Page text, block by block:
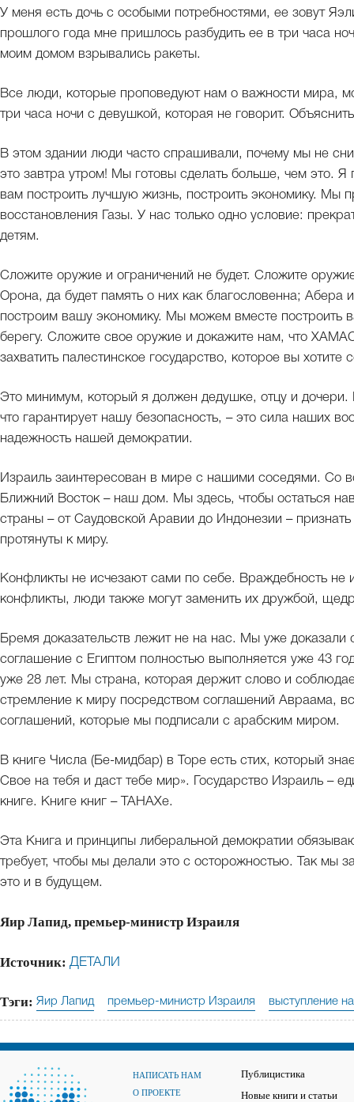
У меня есть дочь с особыми потребностями, ее зовут
прошлого года мне пришлось разбудить ее в три часа
моим домом взрывались ракеты.
Все люди, которые проповедуют нам о важности мира,
три часа ночи с девушкой, которая не говорит.
В этом здании люди часто спрашивали, почему мы не
это завтра утром! Мы готовы сделать больше, чем это.
вам построить лучшую жизнь, построить экономику. Мы
восстановления Газы. У нас только одно условие:
детям.
Сложите оружие и ограничений не будет. Сложите
Орона, да будет память о них как благословенна;
построим вашу экономику. Мы можем вместе построить
берегу. Сложите свое оружие и докажите нам, что
захватить палестинское государство, которое вы
Это минимум, который я должен дедушке, отцу и
что гарантирует нашу безопасность, – это сила наших
надежность нашей демократии.
Израиль заинтересован в мире с нашими соседями. Со
Ближний Восток – наш дом. Мы здесь, чтобы остаться
страны – от Саудовской Аравии до Индонезии –
протянуты к миру.
Конфликты не исчезают сами по себе. Враждебность не
конфликты, люди также могут заменить их дружбой,
Бремя доказательств лежит не на нас. Мы уже
соглашение с Египтом полностью выполняется уже 43
уже 28 лет. Мы страна, которая держит слово и
стремление к миру посредством соглашений Авраама,
соглашений, которые мы подписали с арабским миром.
В книге Числа (Бе-мидбар) в Торе есть стих, который
Свое на тебя и даст тебе мир». Государство Израиль –
книге. Книге книг – ТАНАХе.
Эта Книга и принципы либеральной демократии
требует, чтобы мы делали это с осторожностью. Так мы
это и в будущем.
Яир Лапид, премьер-министр Израиля
Источник: ДЕТАЛИ
Тэги: Яир Лапид премьер-министр Израиля выступление
НАПИСАТЬ НАМ
О ПРОЕКТЕ
Публицистика
Новые книги и статьи